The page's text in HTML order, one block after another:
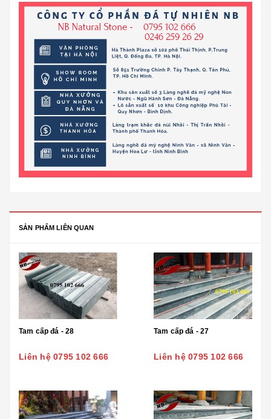
SẢN PHẨM LIÊN QUAN
Tam cấp đá - 28
Liên hệ 0795 102 666
Tam cấp đá - 27
Liên hệ 0795 102 666